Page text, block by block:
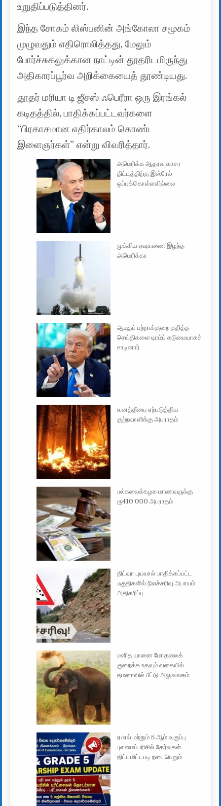
உறுதிப்படுத்தினர்.
இந்த சோகம் லிஸ்பனின் அங்கோலா சமூகம்
முழுவதும் எதிரொலித்தது, மேலும்
போர்ச்சுகலுக்கான நாட்டின் தூதரிடமிருந்து
அதிகாரப்பூர்வ அறிக்கையைத் தூண்டியது.
தூதர் மரியா டி ஜீசஸ் ஃபெரீரா ஒரு இரங்கல்
கடிதத்தில், பாதிக்கப்பட்டவர்களை
“பிரகாசமான எதிர்காலம் கொண்ட
இளைஞர்கள்” என்று விவரித்தார்.
அமெரிக்க ஆதரவு காசா
திட்டத்திற்கு இஸ்ரேல்
ஒப்புக்கொள்ளவில்லை
முக்கிய ஏவுகணை இழந்த
அமெரிக்கா
ஆயுதப் பற்றாக்குறை குறித்த
செய்திகளை டிரம்ப் கடுமையாகச்
சாடினார்
வனத்தீயை ஏற்படுத்திய
குற்றவாளிக்கு அபராதம்
பல்கலைக்கழக மாணவருக்கு
ரூ410 000 அபராதம்
திட்வா புயலால் பாதிக்கப்பட்ட
பகுதிகளில் நிலச்சரிவு அபாயம்
அதிகரிப்பு
மனித யானை மோதலைக்
குறைக்க உதவும் வகையில்
தமனாவில் பீட்டு அலுவலகம்
ஏ/எல் மற்றும் 5 ஆம் வகுப்பு
புலமைப்பரிசில் தேர்வுகள்
திட்டமிட்டபடி நடைபெறும்